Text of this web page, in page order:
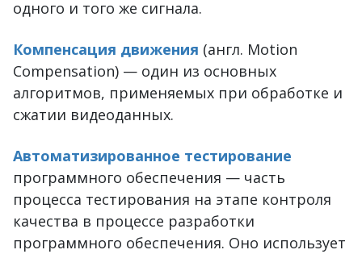
одного и того же сигнала.
Компенсация движения (англ. Motion
Compensation) — один из основных
алгоритмов, применяемых при обработке и
сжатии видеоданных.
Автоматизированное тестирование
программного обеспечения — часть
процесса тестирования на этапе контроля
качества в процессе разработки
программного обеспечения. Оно использует